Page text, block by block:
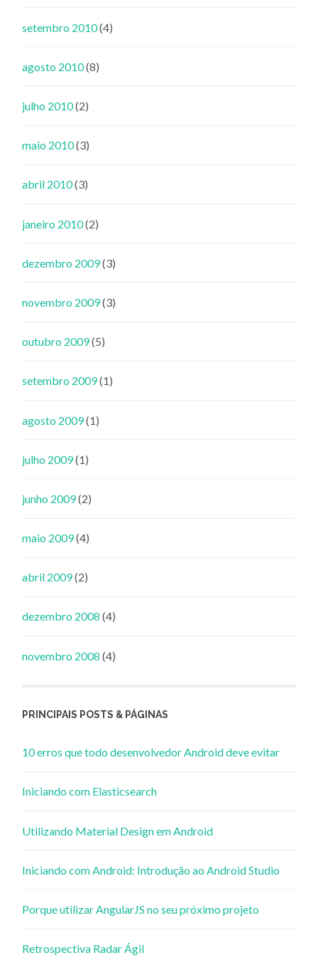
setembro 2010(4)
agosto 2010(8)
julho 2010(2)
maio 2010(3)
abril 2010(3)
janeiro 2010(2)
dezembro 2009(3)
novembro 2009(3)
outubro 2009(5)
setembro 2009(1)
agosto 2009(1)
julho 2009(1)
junho 2009(2)
maio 2009(4)
abril 2009(2)
dezembro 2008 (4)
novembro 2008 (4)
PRINCIPAIS POSTS & PÁGINAS
10 erros que todo desenvolvedor Android deve evitar
Iniciando com Elasticsearch
Utilizando Material Design em Android
Iniciando com Android: Introdução ao Android Studio
Porque utilizar AngularJS no seu próximo projeto
Retrospectiva Radar Ágil